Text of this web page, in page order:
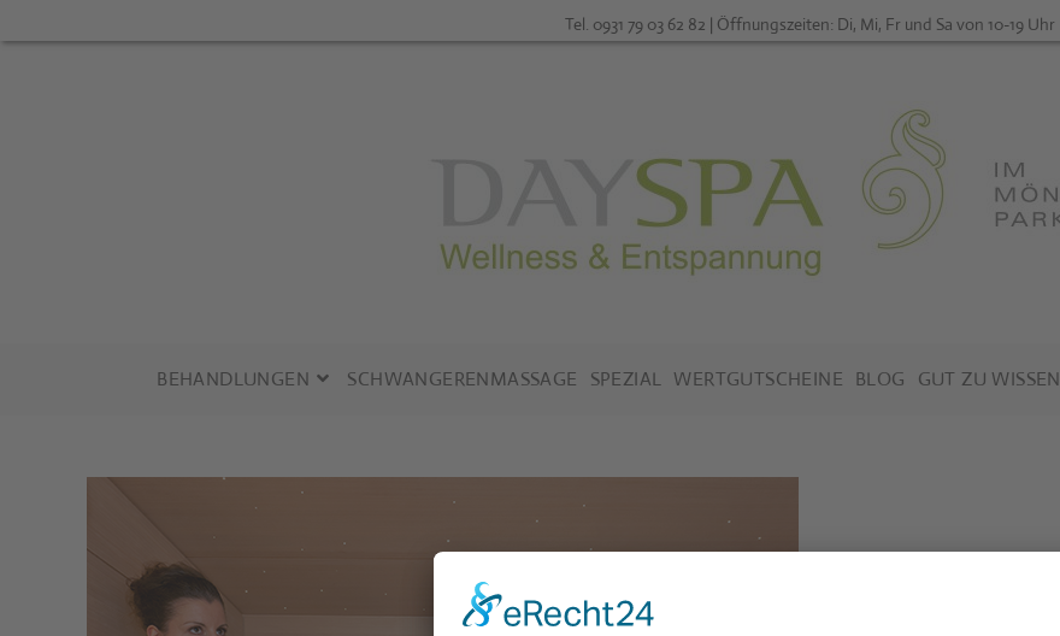
Inhalt
Tel. 0931 79 03 62 82 | Öffnungszeiten: Di, Mi, Fr und Sa von 10-19 Uhr
BEHANDLUNGEN SCHWANGERENMASSAGE SPEZIAL WERTGUTSCHEINE BLOG GUT ZU WISSEN